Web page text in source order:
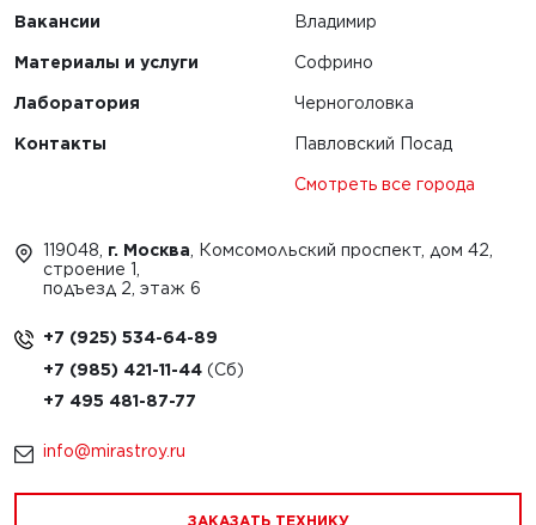
Вакансии
Материалы и услуги
Лаборатория
Контакты
Владимир
Софрино
Черноголовка
Павловский Посад
Смотреть все города
119048, г. Москва , Комсомольский проспект, дом 42,
строение 1,
подъезд 2, этаж 6
+7 (925) 534-64-89
+7 (985) 421-11-44
+7 495 481-87-77
info@mirastroy.ru
ЗАКАЗАТЬ ТЕХНИКУ